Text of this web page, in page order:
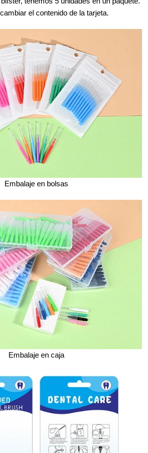
el contenido de la tarjeta.
Embalaje en bolsas
Embalaje en caja